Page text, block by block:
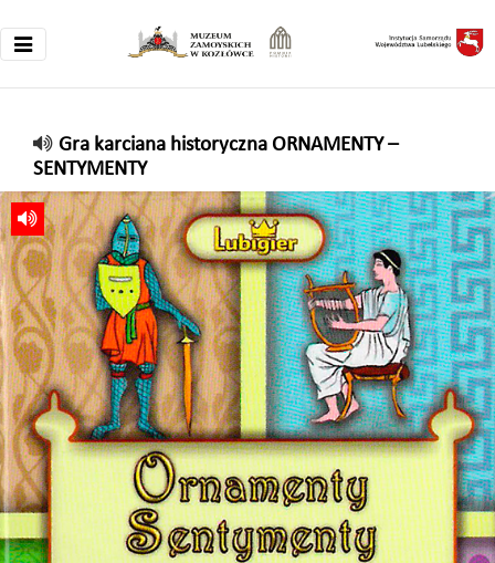
Gra karciana historyczna ORNAMENTY –
SENTYMENTY